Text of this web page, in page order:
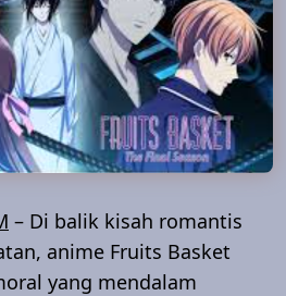
– Di balik kisah romantis
anime Fruits Basket
yang mendalam